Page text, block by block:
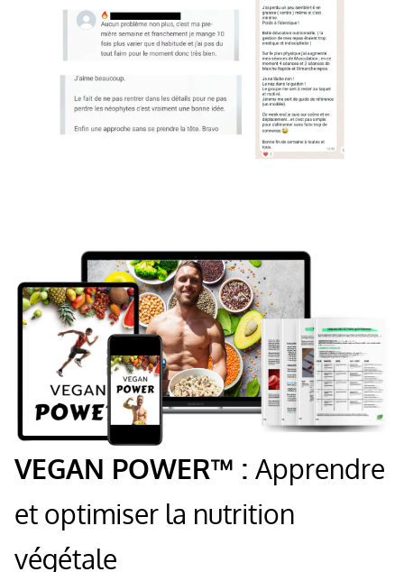
VEGAN POWER™ : Apprendre
et optimiser la nutrition
végétale